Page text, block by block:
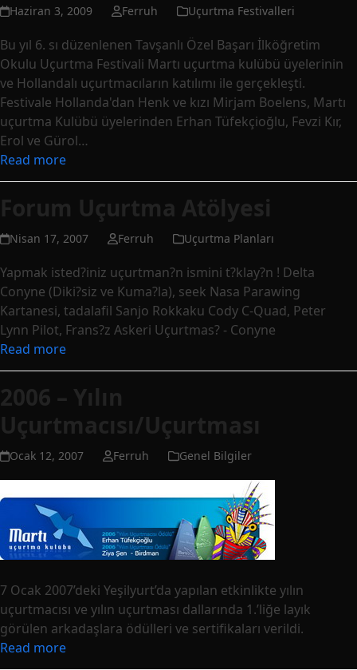
Haziran 3, 2009 Ferruh Uçurtma Festivalleri
Bu yıl 6. sı düzenlenen Tavşanlı Özel Başarı İlköğretim
Okulu Uçurtma Festivali Martı uçurtma kulübü üyelerinin
ve Hollandalı uçurtmacıların katılımı ile gerçekleşti.
Festivale Hollanda'dan Henk ve kızı Mirjam Boelens, Martı
uçurtma Kulübü üyelerinden Erhan Tüfekçioğlu, Fevzi Kır,
Erol ve Gürol…
Read more
Forum Uçurtma Atölyesi
Nisan 17, 2007 Ferruh Uçurtma Planları
Yapmak isted?iniz uçurtman?n ismini t?klay?n ! Delta
Conyne (Diki?siz ve Kuma?la), seek Nasa Parawing
Kartanesi, tadalafil Sanjo Rokkaku Cody C-Quad, Peter
Lynn Pilot, Frans?z Askeri Uçurtmas? - Conyne
Read more
2006 – Yılın
Uçurtmacısı/Uçurtması
Ocak 12, 2007 Ferruh Genel Bilgiler
7 Ocak 2007’deki Yeşilyurt’da yapılan etkinlikte yılın
uçurtmacısı ve yılın uçurtması dallarında 1.’liğe layık
görülen arkadaşlara ödülleri ve sertifikaları verildi.
Read more